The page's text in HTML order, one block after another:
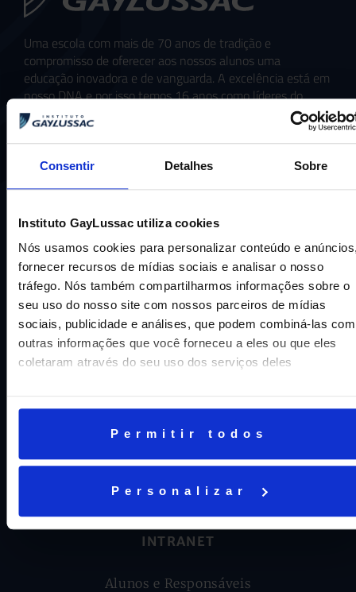
Consentir Detalhes Sobre
Instituto GayLussac utiliza cookies
Nós usamos cookies para personalizar conteúdo e
fornecer recursos de mídias sociais e analisar o nosso
tráfego. Nós também compartilharmos informações sobre o
seu uso do nosso site com nossos parceiros de mídias
sociais, publicidade e análises, que podem combiná-las com
outras informações que você forneceu a eles ou que eles
coletaram através do seu uso dos serviços deles
Permitir todos
Personalizar
Uma escola com mais de 70 anos de tradição e
compromisso de oferecer aos nossos alunos uma
educação inovadora e de vanguarda. A excelência está em
nosso DNA e por isso temos 16 anos como líderes do
ENEM em Niterói, somos a segunda melhor escola do
Estado e a sétima do Brasil.
CNPJ: 16.707.495/0001-23
Cognita Brasil Participacoes LTDA
Fale conosco
Trabalhe Conosco
Aviso geral de proteção de dados
INTRANET
Alunos e Responsáveis